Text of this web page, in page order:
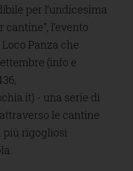
per l’undicesima
l’evento
Panza che
(info e
- una serie di
le cantine
più rigogliosi